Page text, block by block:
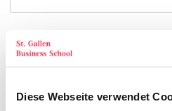
Diese Webseite verwendet
ANGABEN ZUR KONTAKTPERSON:
Firma